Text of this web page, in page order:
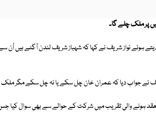
پر ملک چلے گا۔
ہوئے نواز شریف نے کہا کہ شہباز شریف لندن آگئے ہیں اُن سے
نے جواب دیا کہ عمران خان چل سکے یا نہ چل سکے مگر
ہونے والی تقریب میں شرکت کے حوالے سے بھی سوال کیا